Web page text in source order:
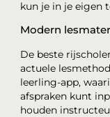
kun je in je eigen
Modern
De beste
actuele
leerling-app,
afspraken kunt
houden